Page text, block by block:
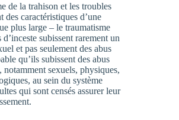
de la trahison et les troubles
des caractéristiques d’une
plus large – le traumatisme
subissent rarement un
et pas seulement des abus
qu’ils subissent des abus
sexuels, physiques,
au sein du système
qui sont censés assurer leur